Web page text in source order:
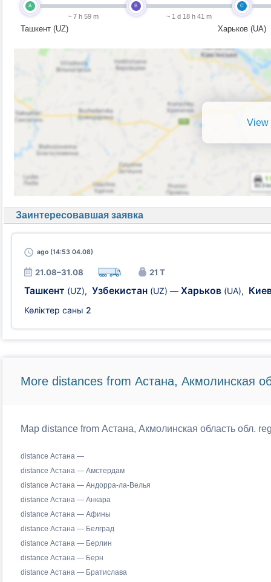
A
Ташкент (UZ)
~ 7 h 59 m
B
~ 1 d 18 h 41 m
C
Харьков (UA)
View
Заинтересовавшая заявка
ago (14:53 04.08)
21.08–31.08 21 Т
Ташкент (UZ), Узбекистан (UZ) — Харьков (UA),
Көліктер саны 2
More distances from Астана, Акмолинская
Map distance from Астана, Акмолинская область обл.
distance Астана —
distance Астана — Амстердам
distance Астана — Андорра-ла-Велья
distance Астана — Анкара
distance Астана — Афины
distance Астана — Белград
distance Астана — Берлин
distance Астана — Берн
distance Астана — Братислава